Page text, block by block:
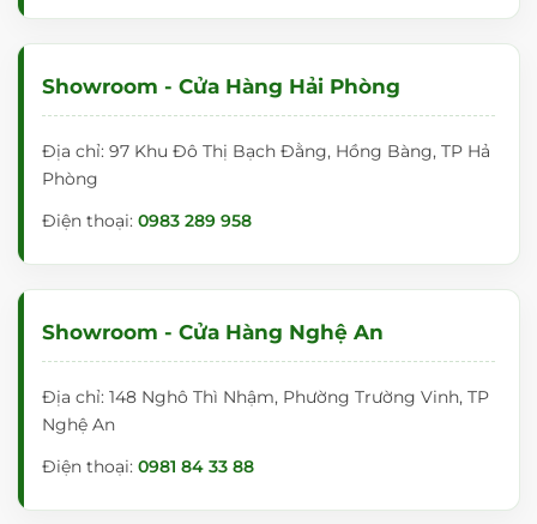
TP. Hồ Chí Minh:363/21 Đường Bình Lợi,
Showroom - Cửa Hàng Hải Phòng
Địa chỉ: 97 Khu Đô Thị Bạch Đằng, Hồng Bàng, TP Hả
Phòng
Điện thoại: 0983 289 958
Showroom - Cửa Hàng Nghệ An
Địa chỉ: 148 Nghô Thì Nhậm, Phường Trường Vinh, TP
Nghệ An
Điện thoại: 0981 84 33 88